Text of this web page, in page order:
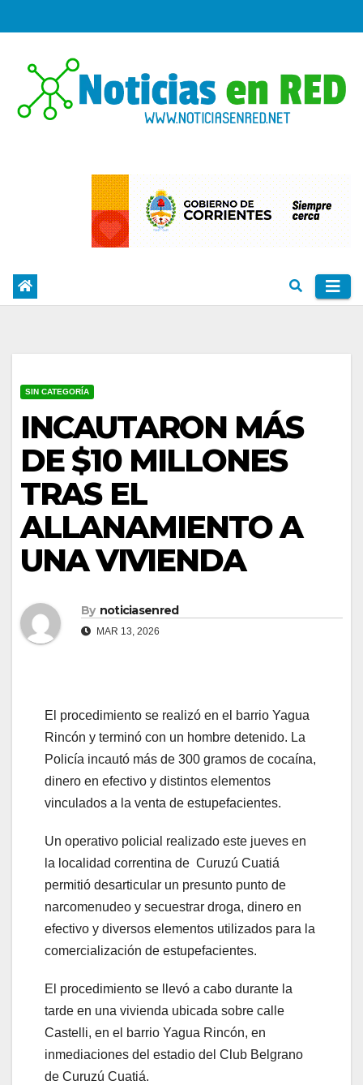
to
SIN CATEGORÍA
INCAUTARON MÁS
DE $10 MILLONES
TRAS EL
ALLANAMIENTO A
UNA VIVIENDA
By noticiasenred
MAR 13, 2026
El procedimiento se realizó en el barrio Yagua
Rincón y terminó con un hombre detenido. La
Policía incautó más de 300 gramos de cocaína,
dinero en efectivo y distintos elementos
vinculados a la venta de estupefacientes.
Un operativo policial realizado este jueves en
la localidad correntina de Curuzú Cuatiá
permitió desarticular un presunto punto de
narcomenudeo y secuestrar droga, dinero en
efectivo y diversos elementos utilizados para la
comercialización de estupefacientes.
El procedimiento se llevó a cabo durante la
tarde en una vivienda ubicada sobre calle
Castelli, en el barrio Yagua Rincón, en
inmediaciones del estadio del Club Belgrano
de Curuzú Cuatiá.